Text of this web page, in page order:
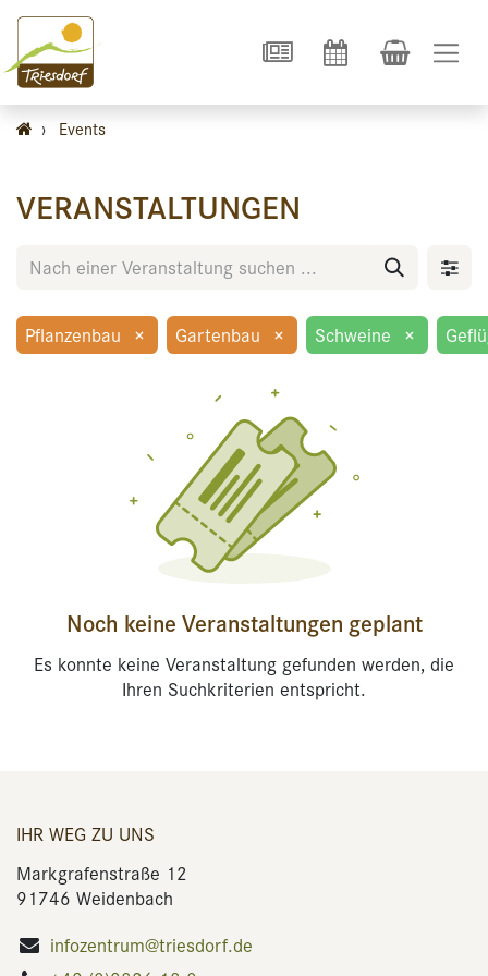
› Events
VERANSTALTUNGEN
Pflanzenbau × Gartenbau × Schweine ×
Noch keine Veranstaltungen geplant
Es konnte keine Veranstaltung gefunden werden, die
Ihren Suchkriterien entspricht.
IHR WEG ZU UNS
Markgrafenstraße 12
91746 Weidenbach
infozentrum@triesdorf.de